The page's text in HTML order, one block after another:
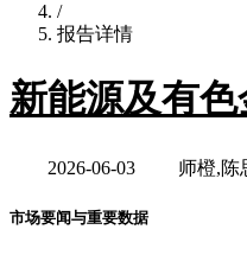
/
报告详情
新能源及有
2026-06-03 师橙,陈
市场要闻与重要数据